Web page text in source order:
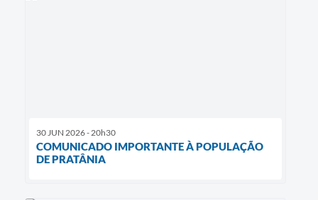
30 JUN 2026 - 20h30
COMUNICADO IMPORTANTE À POPULAÇÃO
DE PRATÂNIA